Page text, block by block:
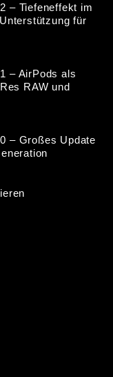
– Tiefeneffekt im
für
– AirPods als
RAW und
– Großes Update